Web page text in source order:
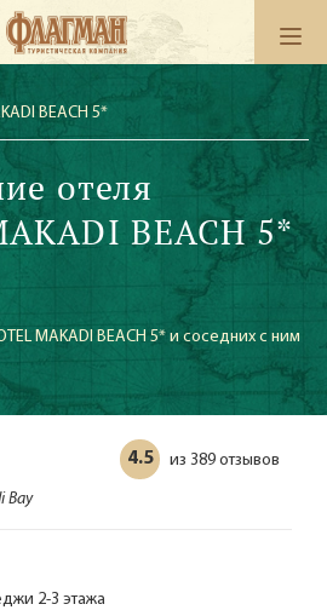
BEACH 5*
отеля
BEACH 5*
MAKADI BEACH 5* и соседних с ним
4.5 из 389 отзывов
Bay
2-3 этажа